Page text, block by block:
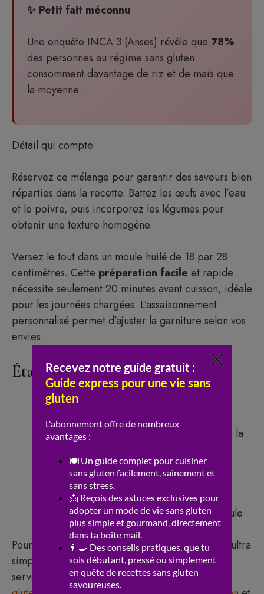
✨ Petit fait méconnu
Une enquête INCA 3 (Anses) révèle que 78%
des personnes au régime sans gluten
consomment davantage de riz et de maïs que
la moyenne.
Détail qui compte.
Réservez ce mélange pour garantir des saveurs bien
réparties dans la recette. Battez les œufs avec l’eau
et le poivre, puis incorporez les légumes pour
obtenir une texture homogène.
Versez le tout dans un moule huilé de 18 par 28
centimètres. Cette préparation facile et rapide
nécessite seulement 20 minutes avant cuisson, idéale
pour les journées chargées. L’assaisonnement
personnalisé permet d’ajuster la garniture selon vos
envies.
Étapes clés de la préparation
Chauffer l’huile d’olive dans la poêle
Faire suer les champignons avec le sel
Ajouter l’oignon et le poivron, poursuivre la
Incorporer les épinards, herbes, laisser
attendrir
Battre les œufs avec eau et poivre
Mélanger les légumes, verser dans le moule
Pour une omelette aux légumes sans gluten
ultra
simple, inspirez-vous de lafrittata sans gluten
servez-la avec unesalade de pois chiches sans